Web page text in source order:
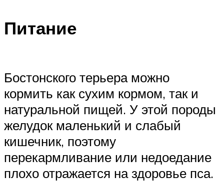
Питание
Бостонского терьера можно
кормить как сухим кормом, так и
натуральной пищей. У этой породы
желудок маленький и слабый
кишечник, поэтому
перекармливание или недоедание
плохо отражается на здоровье пса.